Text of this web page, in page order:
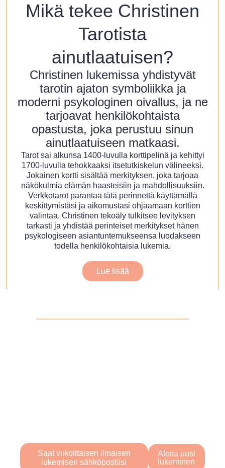
Mikä tekee Christinen
Tarotista
ainutlaatuisen?
Christinen lukemissa yhdistyvät
tarotin ajaton symboliikka ja
moderni psykologinen oivallus, ja ne
tarjoavat henkilökohtaista
opastusta, joka perustuu sinun
ainutlaatuiseen matkaasi.
Tarot sai alkunsa 1400-luvulla korttipelinä ja kehittyi
1700-luvulla tehokkaaksi itsetutkiskelun välineeksi.
Jokainen kortti sisältää merkityksen, joka tarjoaa
näkökulmia elämän haasteisiin ja mahdollisuuksiin.
Verkkotarot parantaa tätä perinnettä käyttämällä
keskittymistäsi ja aikomustasi ohjaamaan korttien
valintaa. Christinen tekoäly tulkitsee levityksen
tarkasti ja yhdistää perinteiset merkitykset hänen
psykologiseen asiantuntemukseensa luodakseen
todella henkilökohtaisia lukemia.
Lue lisää
Saat viikoittaisen ilmaisen
lukemisen sähköpostiisi
Aloita uusi
lukeminen